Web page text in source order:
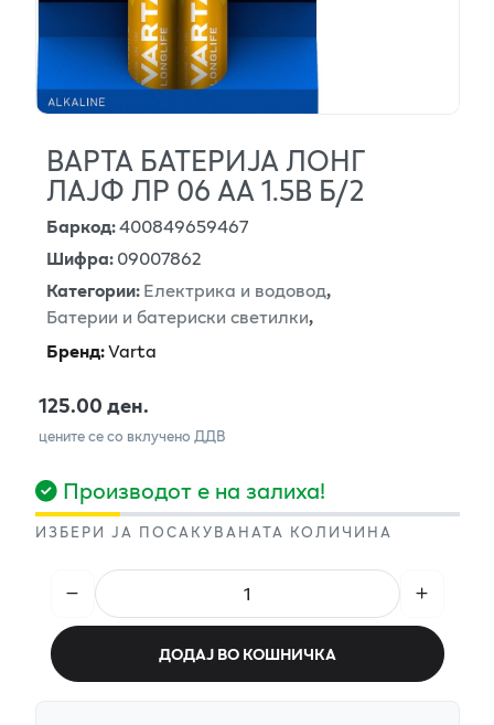
ВАРТА БАТЕРИЈА ЛОНГ
ЛАЈФ ЛР 06 АА 1.5В Б/2
Баркод:400849659467
Шифра:09007862
Категории:Електрика и водовод,
Батерии и батериски светилки,
Бренд:Varta
125.00 ден.
цените се со вклучено ДДВ
Производот е на залиха!
ИЗБЕРИ ЈА ПОСАКУВАНАТА КОЛИЧИНА
ДОДАЈ ВО КОШНИЧКА